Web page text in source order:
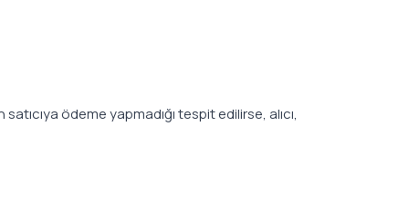
ödeme yapmadığı tespit edilirse, alıcı,